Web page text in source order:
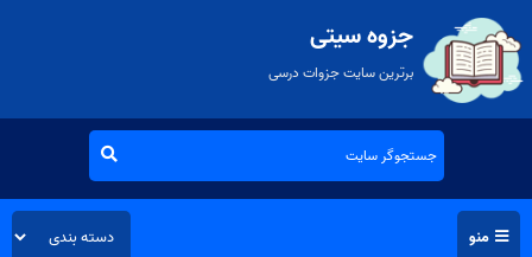
جزوه سیتی
برترین سایت جزوات درسی
منو